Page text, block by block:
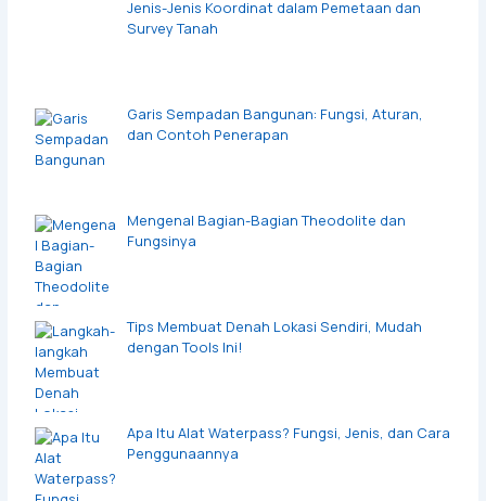
Jenis-Jenis Koordinat dalam Pemetaan dan
Survey Tanah
Garis Sempadan Bangunan: Fungsi, Aturan,
dan Contoh Penerapan
Mengenal Bagian-Bagian Theodolite dan
Fungsinya
Tips Membuat Denah Lokasi Sendiri, Mudah
dengan Tools Ini!
Apa Itu Alat Waterpass? Fungsi, Jenis, dan Cara
Penggunaannya